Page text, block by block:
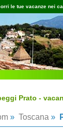
le tue vacanze nei
Prato -
» Toscana »